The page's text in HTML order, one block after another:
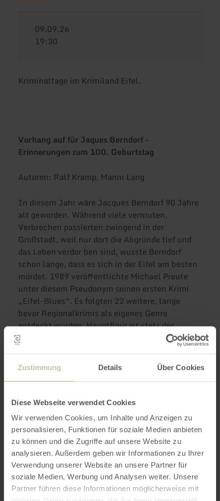
Zustimmung Details Über Cookies
Diese Webseite verwendet Cookies
Wir verwenden Cookies, um Inhalte und Anzeigen zu
personalisieren, Funktionen für soziale Medien anbieten
zu können und die Zugriffe auf unsere Website zu
analysieren. Außerdem geben wir Informationen zu Ihrer
Verwendung unserer Website an unsere Partner für
soziale Medien, Werbung und Analysen weiter. Unsere
Partner führen diese Informationen möglicherweise mit
09.09.26
19:30
Kriminaltage im Krimiland Eifel.
Vorhang auf für Jaques Berndorf -
Erinnerungen zum 100. Geburtstag
Autoren: Ralf Kramp, Manni Lang
In diesem Jahr wäre Jacques Berndorf 90 Jahre
alt geworden. Während viele vermuten,
Verbrechen passierten zwingend in der
Großstadt, weil nur dort die Abgründe tief und
das Leben verdor ben sind, wusste Berndorf
schon lange, dass es sich in der Eifel am besten
mordet. 1989 veröffentlichte Michael Preute
unter diesem Pseudonym seinen ersten Krimi
„Eifel-Blues“. Es folgten 22 weitere, lange
bevor Regionalkrimis als eigenes Genre
entdeckt wurden. Hauptfigur ist stets der
Journalist Siggi Baumeister.
Auch das Leben seines Verlegers Ralf Kramp hat
Jacques Berndorf nachhaltig beeinflusst.
persönlichen Rückblick, wenn Ralf von seinem
Freund „Michel“ erzählt. An seiner Seite steht
an diesem besonderen Abend der Autor und
Entertainer Manni Lang. Und wenn sich im
gemütlichen Kinosaal mit seinen 42 roten
Sesseln der Vorhang hebt, dürfte rasch
klarwerden: Für große Geschichten braucht es
keine Großstadt!